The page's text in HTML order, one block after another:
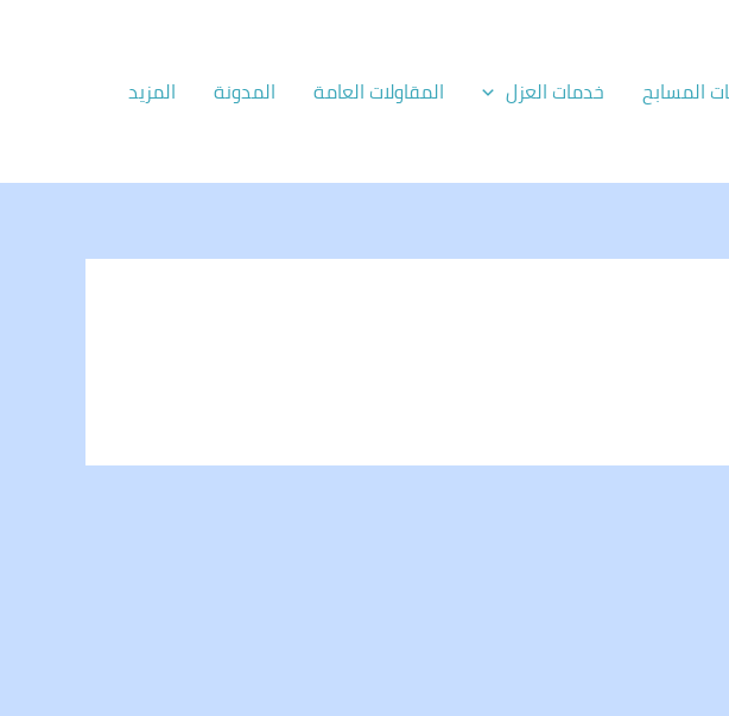
المسابح خدمات العزل المقاولات العامة المدونة المزيد